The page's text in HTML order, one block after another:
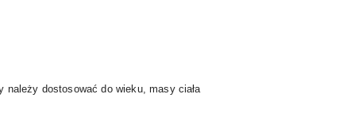
dostosować do wieku, masy ciała